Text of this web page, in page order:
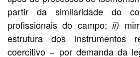
partir da similaridade do
profissionais do campo;ii)
estrutura dos instrumentos
coercitivo − por demanda da